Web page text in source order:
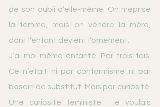
de son oubli d’elle-même. On méprise
la femme, mais on vénère la mère,
dont l’enfant devient l’ornement.
J’ai moi-même enfanté. Par trois fois.
Ce n’était ni par conformisme ni par
besoin de substitut. Mais par curiosité.
Une curiosité féministe : je voulais